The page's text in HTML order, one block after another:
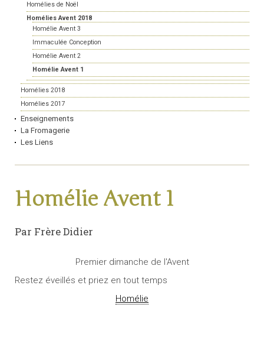
Homélies de Noël
Homélies Avent 2018
Homélie Avent 3
Immaculée Conception
Homélie Avent 2
Homélie Avent 1
Homélies 2018
Homélies 2017
Enseignements
La Fromagerie
Les Liens
Homélie Avent 1
Par Frère Didier
Premier dimanche de l'Avent
Restez éveillés et priez en tout temps
Homélie